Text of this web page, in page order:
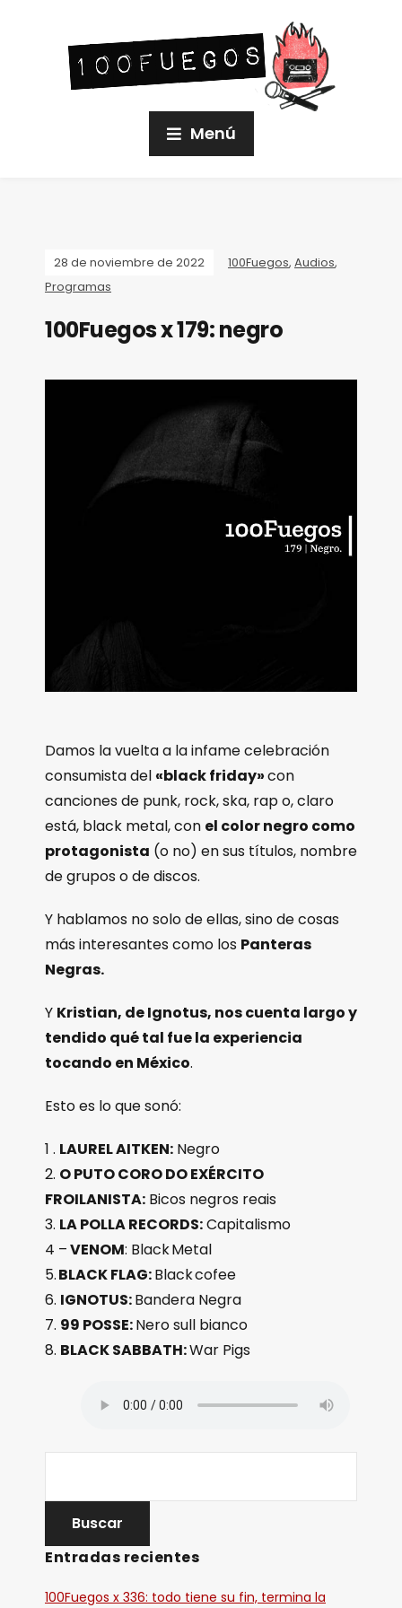
Menú
28 de noviembre de 2022 100Fuegos, Audios,
Programas
100Fuegos x 179: negro
Damos la vuelta a la infame celebración
consumista del «black friday»con
canciones de punk, rock, ska, rap o, claro
está, black metal, con el color negro como
protagonista (o no) en sus títulos, nombre
de grupos o de discos.
Y hablamos no solo de ellas, sino de cosas
más interesantes como los Panteras
Negras.
Y Kristian, de Ignotus, nos cuenta largo y
tendido qué tal fue la experiencia
tocando en México.
Esto es lo que sonó:
1 . LAUREL AITKEN: Negro
2. O PUTO CORO DO EXÉRCITO
FROILANISTA: Bicos negros reais
3. LA POLLA RECORDS:Capitalismo
4 –VENOM: Black Metal
5.BLACK FLAG:Black cofee
6. IGNOTUS:Bandera Negra
7. 99 POSSE:Nero sull bianco
8. BLACK SABBATH:War Pigs
Entradas recientes
100Fuegos x 336: todo tiene su fin, termina la